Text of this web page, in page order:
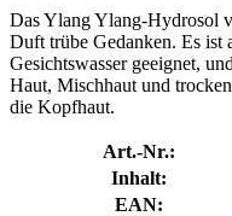
Das Ylang Ylang-Hydrosol
Duft trübe Gedanken. Es ist
Gesichtswasser geeignet,
Haut, Mischhaut und
die Kopfhaut.
Art.-Nr.:
Inhalt:
EAN: